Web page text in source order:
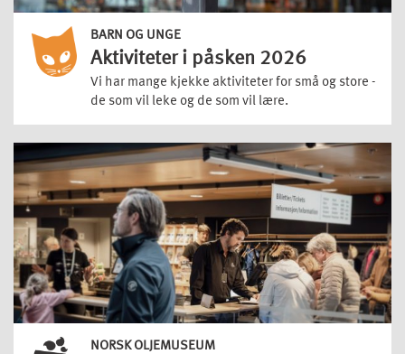
BARN OG UNGE
Aktiviteter i påsken 2026
Vi har mange kjekke aktiviteter for små og store -
de som vil leke og de som vil lære.
NORSK OLJEMUSEUM